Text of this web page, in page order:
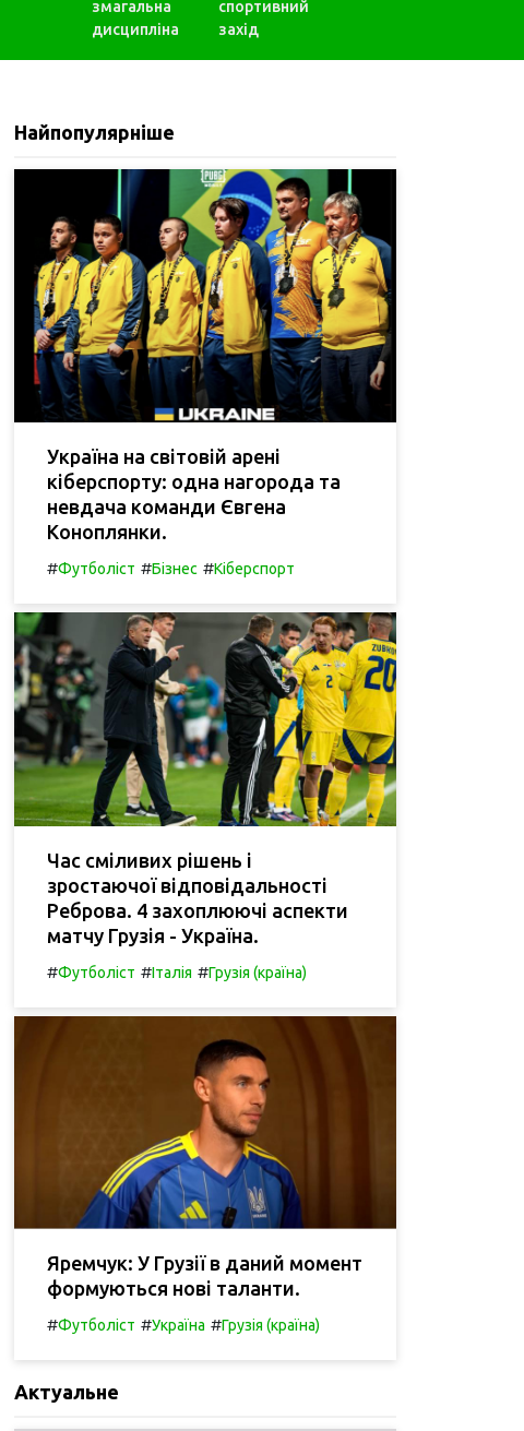
змагальна
дисципліна
спортивний
захід
Найпопулярніше
Україна на світовій арені
кіберспорту: одна нагорода та
невдача команди Євгена
Коноплянки.
#Футболіст #Бізнес #Кіберспорт
Час сміливих рішень і
зростаючої відповідальності
Реброва. 4 захоплюючі аспекти
матчу Грузія - Україна.
#Футболіст #Італія #Грузія (країна)
Яремчук: У Грузії в даний момент
формуються нові таланти.
#Футболіст #Україна #Грузія (країна)
Актуальне